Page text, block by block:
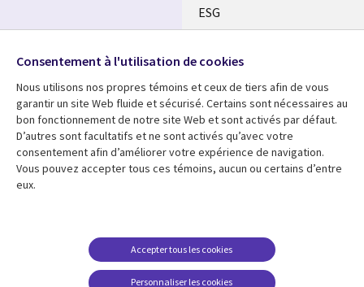
ESG
Fusions
Salle de presse
Ressources
Articles
Études de cas
Support
Restrictions et
conditions juridiques
Suivez-nous
Social
Media
Global
FR
Consentement à l'utilisation de cookies
Nous utilisons nos propres témoins et ceux de tiers afin de vous
garantir un site Web fluide et sécurisé. Certains sont nécessaires au
bon fonctionnement de notre site Web et sont activés par défaut.
D’autres sont facultatifs et ne sont activés qu’avec votre
consentement afin d’améliorer votre expérience de navigation.
Vous pouvez accepter tous ces témoins, aucun ou certains d’entre
eux.
Personnaliser les cookies
Accepter tous les cookies